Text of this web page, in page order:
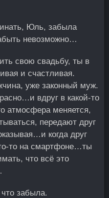
Юль, забыла
невозможно…
свою свадьбу, ты в
и счастливая.
уже законный муж.
вдруг в какой-то
атмосфера меняется,
передают друг
когда друг
то на смартфоне…ты
что всё это
забыла.